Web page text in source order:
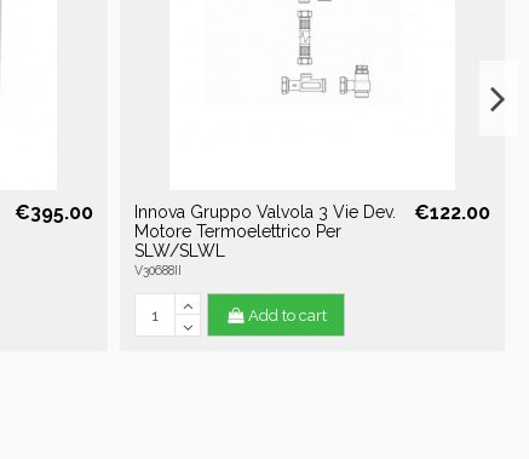
€395.00
Innova Gruppo Valvola 3 Vie Dev.
Motore Termoelettrico Per
SLW/SLWL
V30688II
€122.00
Add to cart